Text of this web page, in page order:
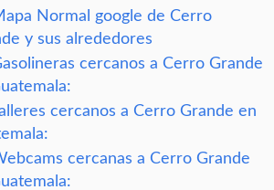
Normal google de Cerro
y sus alrededores
cercanos a Cerro Grande
cercanos a Cerro Grande en
cercanas a Cerro Grande